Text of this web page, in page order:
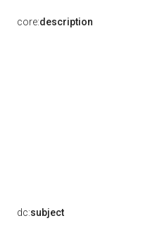
core:description
dc:subject